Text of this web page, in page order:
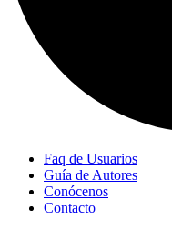
Faq de Usuarios
Guía de Autores
Conócenos
Contacto